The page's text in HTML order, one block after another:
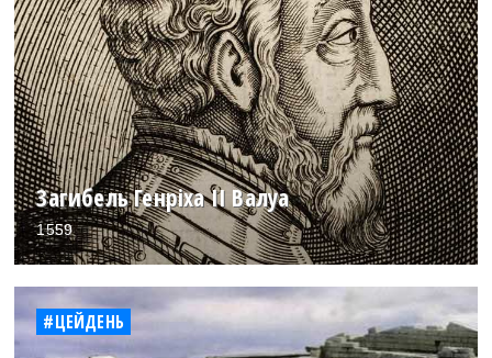
Загибель Генріха II Валуа
1559
#ЦЕЙДЕНЬ